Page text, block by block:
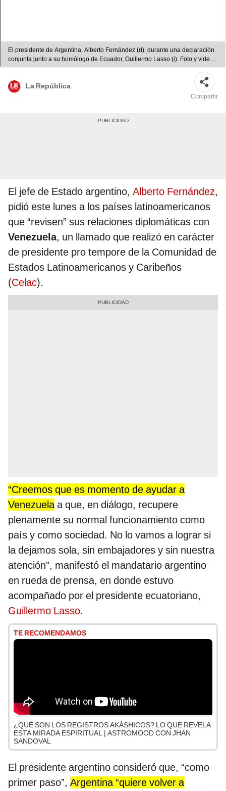
El presidente de Argentina, Alberto Fernández (d), durante una declaración
conjunta junto a su homólogo de Ecuador, Guillermo Lasso (i). Foto y video:
EFE
La República
Compartir
El jefe de Estado argentino, Alberto Fernández,
pidió este lunes a los países latinoamericanos
que “revisen” sus relaciones diplomáticas con
Venezuela, un llamado que realizó en carácter
de presidente pro tempore de la Comunidad de
Estados Latinoamericanos y Caribeños
(Celac).
“Creemos que es momento de ayudar a
Venezuelaa que, en diálogo, recupere
plenamente su normal funcionamiento como
país y como sociedad. No lo vamos a lograr si
la dejamos sola, sin embajadores y sin nuestra
atención”, manifestó el mandatario argentino
en rueda de prensa, en donde estuvo
acompañado por el presidente ecuatoriano,
Guillermo Lasso.
TE RECOMENDAMOS
¿QUÉ SON LOS REGISTROS AKÁSHICOS? LO QUE REVELA
ESTA MIRADA ESPIRITUAL | ASTROMOOD CON JHAN
SANDOVAL
El presidente argentino consideró que, “como
primer paso”, Argentina “quiere volver a